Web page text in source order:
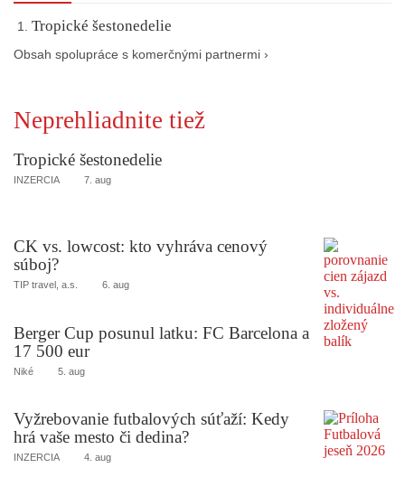
Tropické šestonedelie
Obsah spolupráce s komerčnými partnermi ›
Neprehliadnite tiež
Tropické šestonedelie
INZERCIA 7. aug
CK vs. lowcost: kto vyhráva cenový
súboj?
TIP travel, a.s. 6. aug
Berger Cup posunul latku: FC Barcelona a
17 500 eur
Niké 5. aug
Vyžrebovanie futbalových súťaží: Kedy
hrá vaše mesto či dedina?
INZERCIA 4. aug